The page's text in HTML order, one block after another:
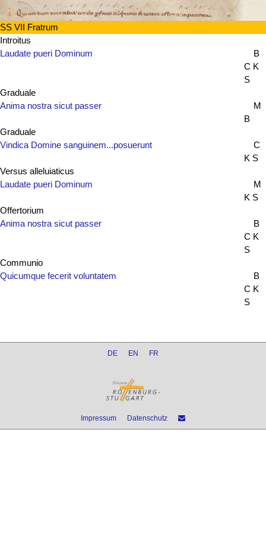
SS VII Fratrum
Introitus
Laudate pueri Dominum
B
C K
S
Graduale
Anima nostra sicut passer
M
B
Graduale
Vindica Domine sanguinem...posuerunt
C
K S
Versus alleluiaticus
Laudate pueri Dominum
M
K S
Offertorium
Anima nostra sicut passer
B
C K
S
Communio
Quicumque fecerit voluntatem
B
C K
S
DE EN FR
Impressum Datenschutz